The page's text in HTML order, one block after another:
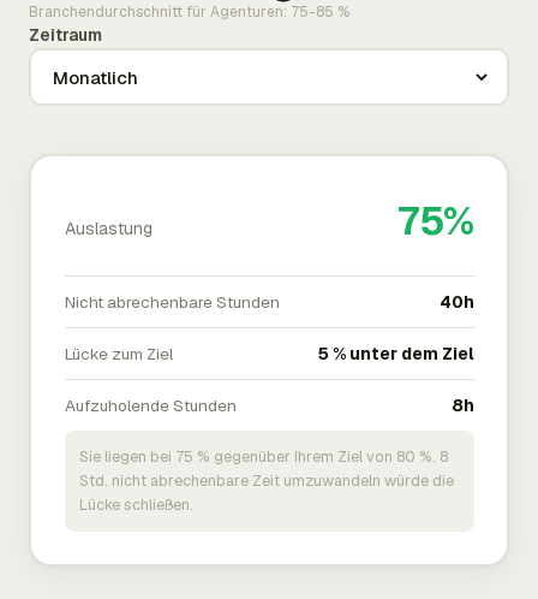
Branchendurchschnitt für Agenturen: 75-85 %
Zeitraum
Auslastung 75%
Nicht abrechenbare Stunden 40h
Lücke zum Ziel 5 % unter dem Ziel
Aufzuholende Stunden 8h
Sie liegen bei 75 % gegenüber Ihrem Ziel von 80 %. 8
Std. nicht abrechenbare Zeit umzuwandeln würde die
Lücke schließen.